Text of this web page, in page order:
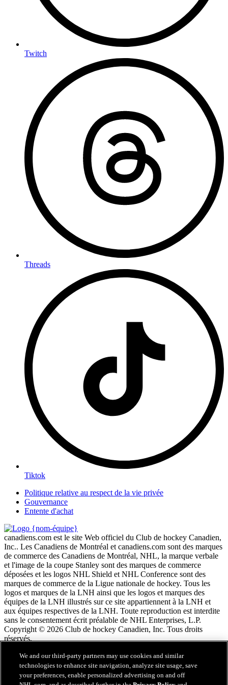
Twitch
Threads
Tiktok
Politique relative au respect de la vie privée
Gouvernance
Entente d'achat
canadiens.com est le site Web officiel du Club de hockey Canadien,
Inc.. Les Canadiens de Montréal et canadiens.com sont des marques
de commerce des Canadiens de Montréal, NHL, la marque verbale
et l'image de la coupe Stanley sont des marques de commerce
déposées et les logos NHL Shield et NHL Conference sont des
marques de commerce de la Ligue nationale de hockey. Tous les
logos et marques de la LNH ainsi que les logos et marques des
équipes de la LNH illustrés sur ce site appartiennent à la LNH et
aux équipes respectives de la LNH. Toute reproduction est interdite
sans le consentement écrit préalable de NHL Enterprises, L.P.
Copyright © 2026 Club de hockey Canadien, Inc. Tous droits
réservés.
Conditions d'utilisation de LNH.com
Politique en matière de protection des renseignements
We and our third-party partners may use cookies and similar
technologies to enhance site navigation, analyze site usage, save
your preferences, enable personalized advertising on and off